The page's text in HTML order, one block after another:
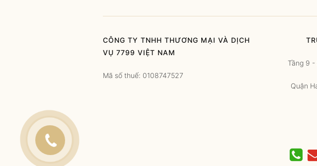
CÔNG TY TNHH THƯƠNG MẠI VÀ DỊCH
VỤ 7799 VIỆT NAM
Mã số thuế: 0108747527
Tầng 9 -
Quận